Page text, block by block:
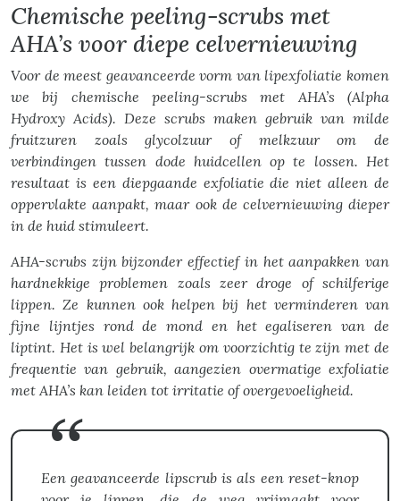
Chemische peeling-scrubs met
AHA’s voor diepe celvernieuwing
Voor de meest geavanceerde vorm van lipexfoliatie komen
we bij chemische peeling-scrubs met AHA’s (Alpha
Hydroxy Acids). Deze scrubs maken gebruik van milde
fruitzuren zoals glycolzuur of melkzuur om de
verbindingen tussen dode huidcellen op te lossen. Het
resultaat is een diepgaande exfoliatie die niet alleen de
oppervlakte aanpakt, maar ook de celvernieuwing dieper
in de huid stimuleert.
AHA-scrubs zijn bijzonder effectief in het aanpakken van
hardnekkige problemen zoals zeer droge of schilferige
lippen. Ze kunnen ook helpen bij het verminderen van
fijne lijntjes rond de mond en het egaliseren van de
liptint. Het is wel belangrijk om voorzichtig te zijn met de
frequentie van gebruik, aangezien overmatige exfoliatie
met AHA’s kan leiden tot irritatie of overgevoeligheid.
Een geavanceerde lipscrub is als een reset-knop